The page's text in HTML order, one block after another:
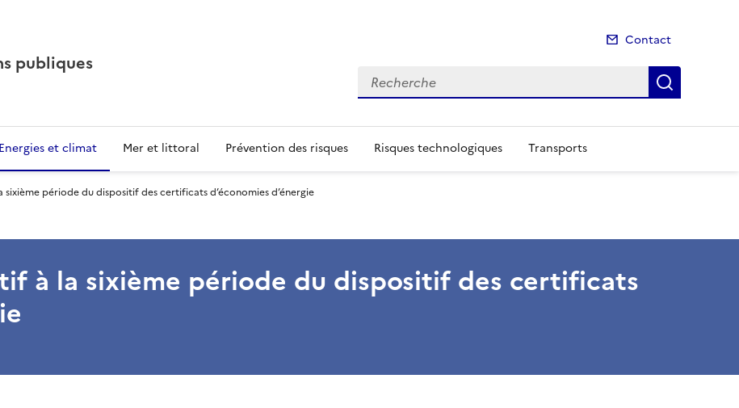
publiques
Contact
Recherche
Energies et climat Mer et littoral Prévention des risques Risques technologiques Transports
période du dispositif des certificats d’économies d’énergie
à la sixième période du dispositif des certificats